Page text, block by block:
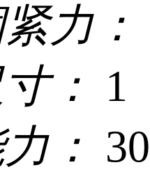
力：
： 1
：